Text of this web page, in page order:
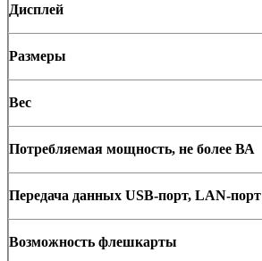
Дисплей
Размеры
Вес
Потребляемая мощность, не более ВА
Передача данных USB-порт, LAN-порт
Возможность флешкарты